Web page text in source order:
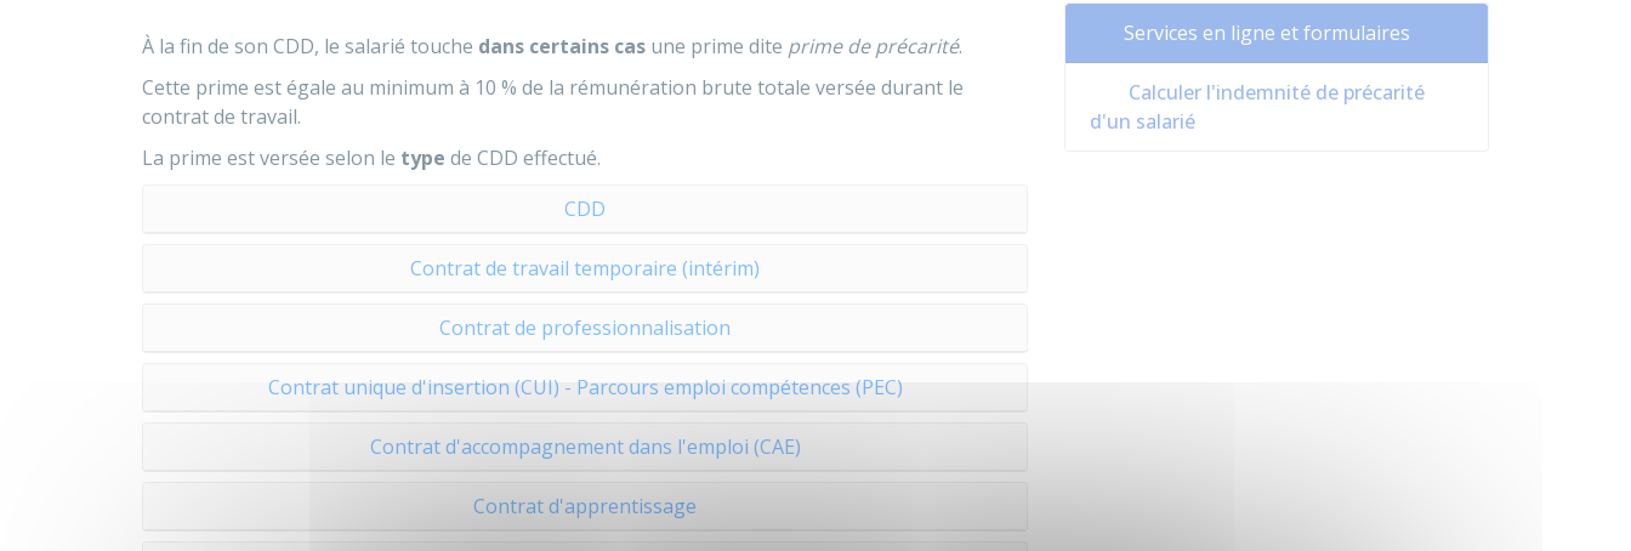
À la fin de son CDD, le salarié touche dans certains cas une prime dite prime de précarité.
Cette prime est égale au minimum à 10 % de la rémunération brute totale versée durant le
contrat de travail.
La prime est versée selon le type de CDD effectué.
CDD
Contrat de travail temporaire (intérim)
Contrat de professionnalisation
Contrat unique d'insertion (CUI) - Parcours emploi compétences (PEC)
Contrat d'accompagnement dans l'emploi (CAE)
Contrat d'apprentissage
Services en ligne et formulaires
Calculer l'indemnité de précarité
d'un salarié